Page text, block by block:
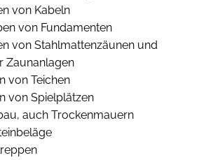
von Kabeln
von Fundamenten
von Stahlmattenzäunen und
Zaunanlagen
von Teichen
von Spielplätzen
auch Trockenmauern